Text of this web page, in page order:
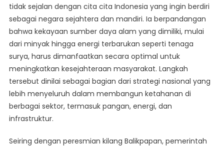
tidak sejalan dengan cita cita Indonesia yang ingin berdiri
sebagai negara sejahtera dan mandiri. Ia berpandangan
bahwa kekayaan sumber daya alam yang dimiliki, mulai
dari minyak hingga energi terbarukan seperti tenaga
surya, harus dimanfaatkan secara optimal untuk
meningkatkan kesejahteraan masyarakat. Langkah
tersebut dinilai sebagai bagian dari strategi nasional yang
lebih menyeluruh dalam membangun ketahanan di
berbagai sektor, termasuk pangan, energi, dan
infrastruktur.
Seiring dengan peresmian kilang Balikpapan, pemerintah